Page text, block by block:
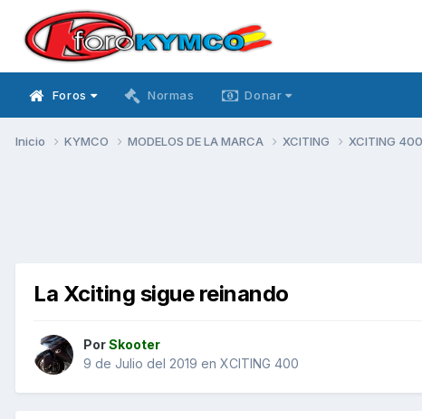
Foros Normas Donar
Inicio KYMCO MODELOS DE LA MARCA XCITING XCITING 400
La Xciting sigue reinando
PorSkooter
9 de Julio del 2019 en XCITING 400